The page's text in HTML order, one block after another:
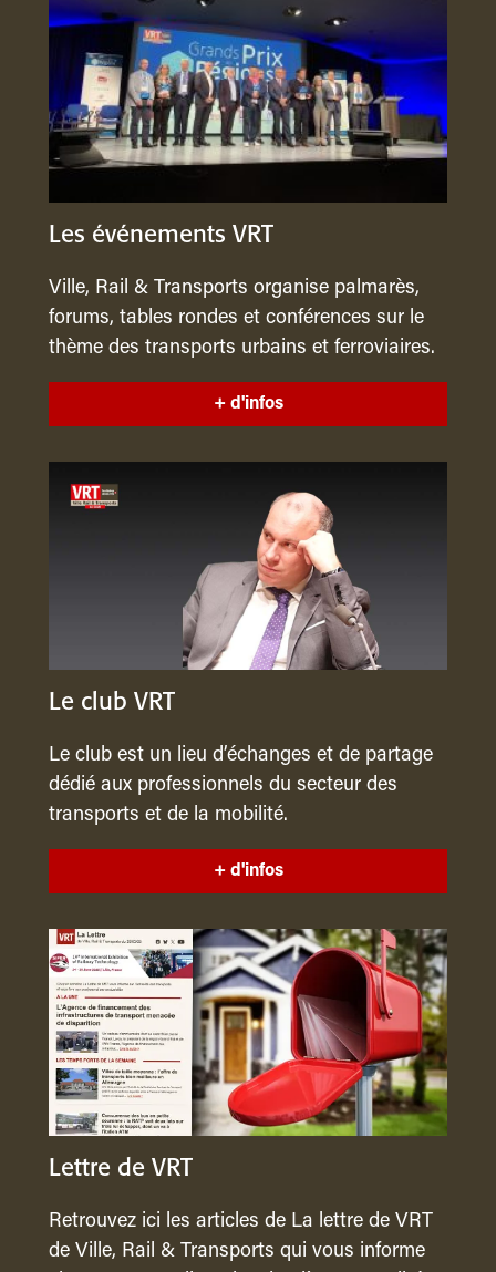
Les événements VRT
Ville, Rail & Transports organise palmarès,
forums, tables rondes et conférences sur le
thème des transports urbains et ferroviaires.
+ d'infos
Le club VRT
Le club est un lieu d’échanges et de partage
dédié aux professionnels du secteur des
transports et de la mobilité.
+ d'infos
Lettre de VRT
Retrouvez ici les articles de La lettre de VRT
de Ville, Rail & Transports qui vous informe